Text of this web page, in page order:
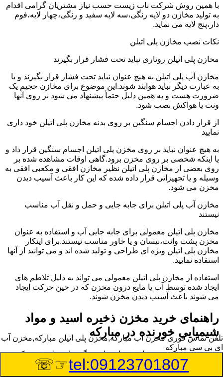
با همین روش شرکت ناب زیست حسب نیاز مشتریان گرامی اقدام
به تولید مخازن دو لایه رنگی،سه لایه سفید و رنگی،چهار لایه،فوم
دار،پنج لایه می نماید.
نکات نصب مخازن پلی اتیلن
مخازن پلی اتیلن روتاری نباید تحت فشار قرار بگیرند
مخازن آب پلی اتیلن به هیچ عنوان نباید تحت فشار قرار بگیرند و یا
به عبارت دیگر نباید هوابند شوند.این موضوع برای مخازن حجیم یک
ضرورت هست و به همین دلیل حتماً پیشنهاد می شود بر روی آنها
ونت یا هواکش نصب شود.
از قرار دادن اجسام سنگین بر روی بدنه مخازن پلی اتیلن خود داری
نمایید
به هیچ عنوان نباید بر روی مخزن پلی اتیلن اجسام سنگین قرار داد و
یا اینکه شخصی بر روی مخزن برود.گاهی اوقات مشاهده شده بر
روی بعضی از مخازن پلی اتیلن نظیر مخازن افقی و مکعبی افقی به
وسیله و یا تجهیزاتی قرار داده شده که این کار باعث آسیب دیدن
مخزن می شود.
مخازن آب پلی اتیلن برای جابه جایی و حمل و نقل آب مناسب
نیستند
مخازن پلی اتیلن معمولی برای جابه جایی آب و استفاده به عنوان
مخزن پشت وانت،نیسان و یا خاور مناسب نیستند.برای اینکار
مخازن پلی اتیلن ویژه ای طراحی و تولید شده اند و می توانید از آنها
استفاده نمایید.
استفاده از مخازن پلی اتیلن معمولی می تواند به دلیل تلاطم های
ایجاد شده توسط آب یا مایع درون مخزن که در حین حرکت ایجاد
می شوند باعث آسیب دیدن مخزن شوند.
راهنمای خرید مخزن ذخیره اسید و مواد
شیمیایی خورنده در مبارکه
مخزن ذخیره اسید و مواد شیمیایی باید به گونه ای تولید شوند که
بتوانند در برابر چگالی نسبتا بالا و خورندگی انواع اسیدها مقاومت
کافی داشته باشند.به همین دلیل نمی توان در هر مخزنی اسید و مواد
تلفن تماس فوریمخزن آب مبارکه,مخزن پلی اتیلن مبارکه,مخزن آب
ای بی سی مبارکه
tel:09123701807
☞☏